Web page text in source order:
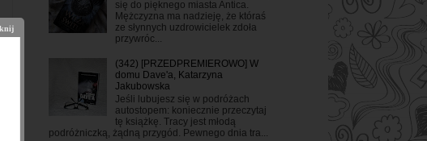
się do pięknego miasta Antica.
Mężczyzna ma nadzieję, że któraś
ze słynnych uzdrowicielek zdoła
przywróc...
(342) [PRZEDPREMIEROWO] W
domu Dave'a, Katarzyna
Jakubowska
Jeśli lubujesz się w podróżach
autostopem: koniecznie przeczytaj
tę książkę. Tracy jest młodą
podróżniczką, żądną przygód. Pewnego dnia tra...